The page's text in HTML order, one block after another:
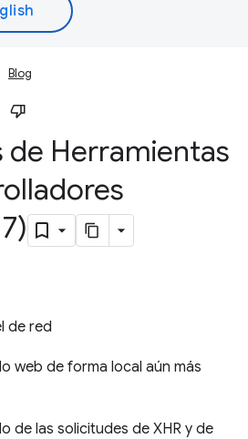
Blog
de Herramientas
de red
web de forma local aún más
de las solicitudes de XHR y de